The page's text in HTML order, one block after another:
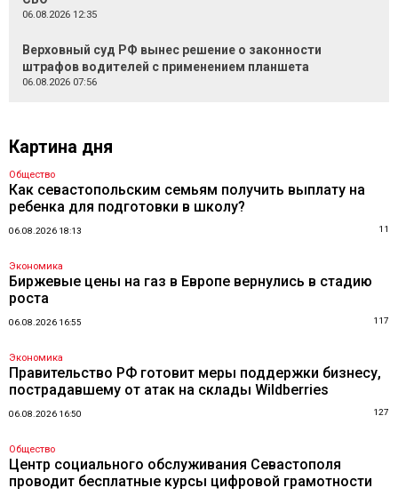
06.08.2026 12:35
Верховный суд РФ вынес решение о законности
штрафов водителей с применением планшета
06.08.2026 07:56
Картина дня
Общество
Как севастопольским семьям получить выплату на
ребенка для подготовки в школу?
06.08.2026 18:13 11
Экономика
Биржевые цены на газ в Европе вернулись в стадию
роста
06.08.2026 16:55 117
Экономика
Правительство РФ готовит меры поддержки бизнесу,
пострадавшему от атак на склады Wildberries
06.08.2026 16:50 127
Общество
Центр социального обслуживания Севастополя
проводит бесплатные курсы цифровой грамотности